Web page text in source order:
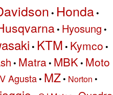
• Honda•
• Hyosung •
• KTM • Kymco •
• Matra• MBK • Moto
Agusta• MZ• Norton •